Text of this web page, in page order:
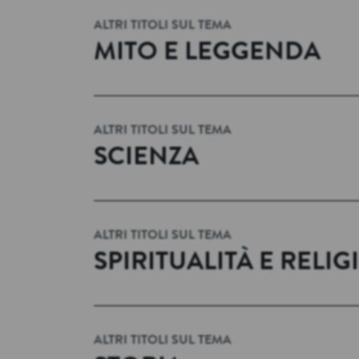
ALTRI TITOLI SUL TEMA
MITO E LEGGENDA
ALTRI TITOLI SUL TEMA
SCIENZA
ALTRI TITOLI SUL TEMA
SPIRITUALITÀ E
ALTRI TITOLI SUL TEMA